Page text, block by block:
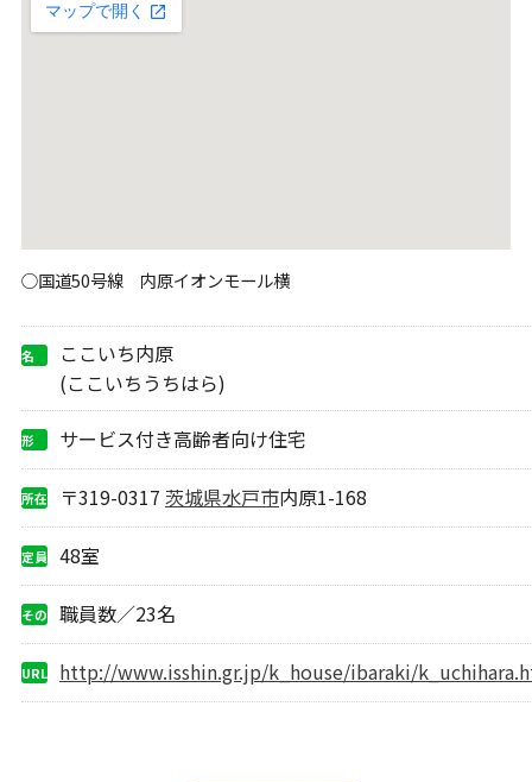
○国道50号線 内原イオンモール横
名
ここいち内原
(ここいちうちはら)
形
サービス付き高齢者向け住宅
所在
〒319-0317 茨城県水戸市内原1-168
定員 48室
その
職員数／23名
URL http://www.isshin.gr.jp/k_house/ibaraki/